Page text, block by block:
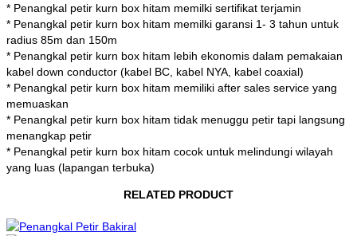
* Penangkal petir kurn box hitam memilki sertifikat terjamin
* Penangkal petir kurn box hitam memilki garansi 1- 3 tahun untuk
radius 85m dan 150m
* Penangkal petir kurn box hitam lebih ekonomis dalam pemakaian
kabel down conductor (kabel BC, kabel NYA, kabel coaxial)
* Penangkal petir kurn box hitam memiliki after sales service yang
memuaskan
* Penangkal petir kurn box hitam tidak menuggu petir tapi langsung
menangkap petir
* Penangkal petir kurn box hitam cocok untuk melindungi wilayah
yang luas (lapangan terbuka)
RELATED PRODUCT